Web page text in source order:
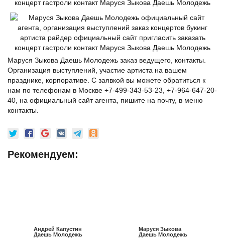
Маруся Зыкова Даешь Молодежь заказ ведущего, контакты.
Организация выступлений, участие артиста на вашем
празднике, корпоративе. С заявкой вы можете обратиться к
нам по телефонам в Москве +7-499-343-53-23, +7-964-647-20-
40, на официальный сайт агента, пишите на почту, в меню
контакты.
Рекомендуем:
Андрей Капустин
Даешь Молодежь
Маруся Зыкова
Даешь Молодежь